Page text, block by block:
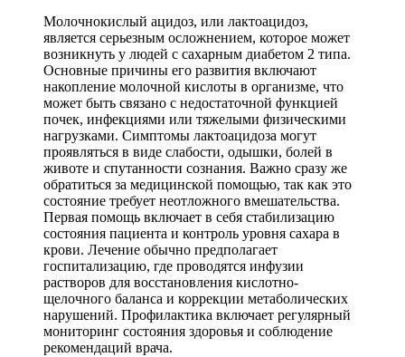
Молочнокислый ацидоз, или лактоацидоз,
является серьезным осложнением, которое может
возникнуть у людей с сахарным диабетом 2 типа.
Основные причины его развития включают
накопление молочной кислоты в организме, что
может быть связано с недостаточной функцией
почек, инфекциями или тяжелыми физическими
нагрузками. Симптомы лактоацидоза могут
проявляться в виде слабости, одышки, болей в
животе и спутанности сознания. Важно сразу же
обратиться за медицинской помощью, так как это
состояние требует неотложного вмешательства.
Первая помощь включает в себя стабилизацию
состояния пациента и контроль уровня сахара в
крови. Лечение обычно предполагает
госпитализацию, где проводятся инфузии
растворов для восстановления кислотно-
щелочного баланса и коррекции метаболических
нарушений. Профилактика включает регулярный
мониторинг состояния здоровья и соблюдение
рекомендаций врача.